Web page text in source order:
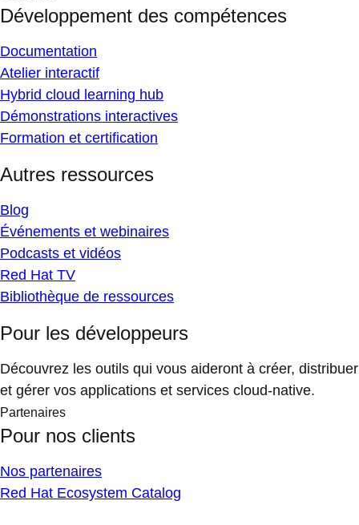
Développement des compétences
Documentation
Atelier interactif
Hybrid cloud learning hub
Démonstrations interactives
Formation et certification
Autres ressources
Blog
Événements et webinaires
Podcasts et vidéos
Red Hat TV
Bibliothèque de ressources
Pour les développeurs
Découvrez les outils qui vous aideront à créer, distribuer
et gérer vos applications et services cloud-native.
Partenaires
Pour nos clients
Nos partenaires
Red Hat Ecosystem Catalog